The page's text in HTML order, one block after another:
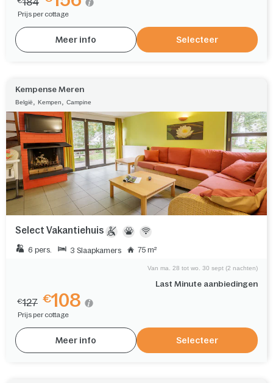
Prijs per cottage
Meer info Selecteer
Kempense Meren
België Kempen Campine
Select Vakantiehuis
6 pers. 3 Slaapkamers 75 m²
Last Minute aanbiedingen
Van ma. 28 tot wo. 30 sept (2 nachten)
€127 €108
Prijs per cottage
Meer info Selecteer